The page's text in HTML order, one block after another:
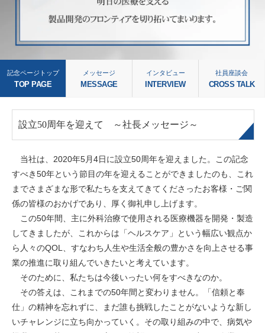
記念ページトップ
TOP PAGE
メッセージ
MESSAGE
インタビュー
INTERVIEW
社員座談会
CROSS TALK
設立50周年を迎えて ～社長メッセージ～
当社は、2020年5月4日に設立50周年を迎えました。この記念
すべき50年という節目の年を迎えることができましたのも、これ
までさまざまな形で私たちを支えてきてくださったお客様・ご関
係の皆様のおかげであり、厚く御礼申し上げます。
この50年間、主に外科治療で使用される医療機器を開発・製造
してきましたが、これからは「ヘルスケア」という幅広い観点か
ら人々のQOL、すなわち人生や生活全般の豊かさを向上させる事
業の推進に取り組んでいきたいと考えています。
そのために、私たちは今後いったい何をすべきなのか。
その答えは、これまでの50年間と変わりません。「信頼と奉
仕」の精神を忘れずに、まだ誰も挑戦したことがないような新し
いチャレンジに立ち向かっていく。その取り組みの中で、病気や